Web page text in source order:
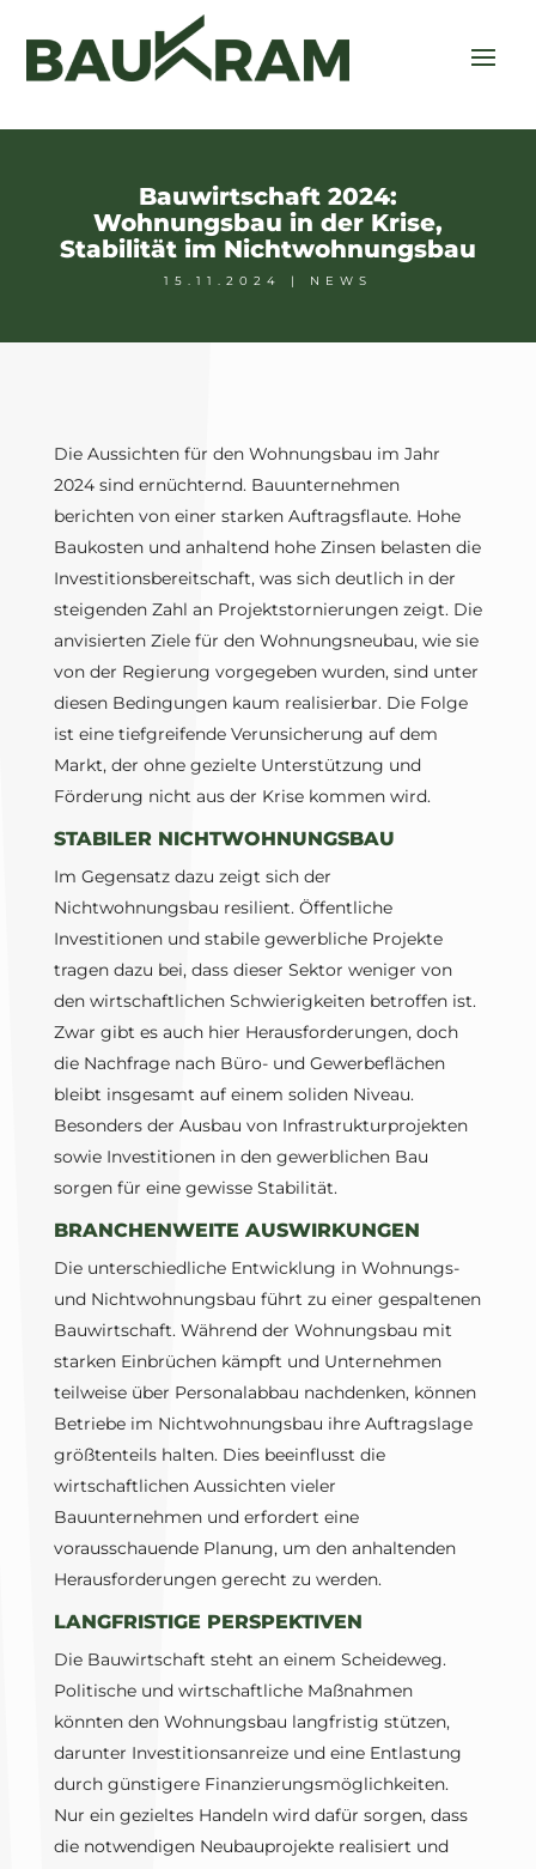
Bauwirtschaft 2024:
Wohnungsbau in der Krise,
Stabilität im Nichtwohnungsbau
15.11.2024 | NEWS
Die Aussichten für den Wohnungsbau im Jahr
2024 sind ernüchternd. Bauunternehmen
berichten von einer starken Auftragsflaute. Hohe
Baukosten und anhaltend hohe Zinsen belasten die
Investitionsbereitschaft, was sich deutlich in der
steigenden Zahl an Projektstornierungen zeigt. Die
anvisierten Ziele für den Wohnungsneubau, wie sie
von der Regierung vorgegeben wurden, sind unter
diesen Bedingungen kaum realisierbar. Die Folge
ist eine tiefgreifende Verunsicherung auf dem
Markt, der ohne gezielte Unterstützung und
Förderung nicht aus der Krise kommen wird.
STABILER NICHTWOHNUNGSBAU
Im Gegensatz dazu zeigt sich der
Nichtwohnungsbau resilient. Öffentliche
Investitionen und stabile gewerbliche Projekte
tragen dazu bei, dass dieser Sektor weniger von
den wirtschaftlichen Schwierigkeiten betroffen ist.
Zwar gibt es auch hier Herausforderungen, doch
die Nachfrage nach Büro- und Gewerbeflächen
bleibt insgesamt auf einem soliden Niveau.
Besonders der Ausbau von Infrastrukturprojekten
sowie Investitionen in den gewerblichen Bau
sorgen für eine gewisse Stabilität.
BRANCHENWEITE AUSWIRKUNGEN
Die unterschiedliche Entwicklung in Wohnungs-
und Nichtwohnungsbau führt zu einer gespaltenen
Bauwirtschaft. Während der Wohnungsbau mit
starken Einbrüchen kämpft und Unternehmen
teilweise über Personalabbau nachdenken, können
Betriebe im Nichtwohnungsbau ihre Auftragslage
größtenteils halten. Dies beeinflusst die
wirtschaftlichen Aussichten vieler
Bauunternehmen und erfordert eine
vorausschauende Planung, um den anhaltenden
Herausforderungen gerecht zu werden.
LANGFRISTIGE PERSPEKTIVEN
Die Bauwirtschaft steht an einem Scheideweg.
Politische und wirtschaftliche Maßnahmen
könnten den Wohnungsbau langfristig stützen,
darunter Investitionsanreize und eine Entlastung
durch günstigere Finanzierungsmöglichkeiten.
Nur ein gezieltes Handeln wird dafür sorgen, dass
die notwendigen Neubauprojekte realisiert und